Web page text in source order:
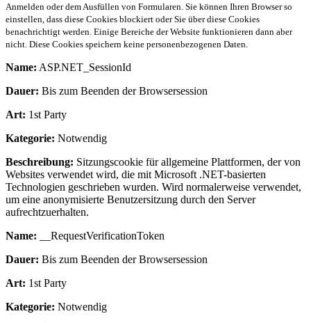
Anmelden oder dem Ausfüllen von Formularen. Sie können Ihren Browser so
einstellen, dass diese Cookies blockiert oder Sie über diese Cookies
benachrichtigt werden. Einige Bereiche der Website funktionieren dann aber
nicht. Diese Cookies speichern keine personenbezogenen Daten.
Name: ASP.NET_SessionId
Dauer: Bis zum Beenden der Browsersession
Art: 1st Party
Kategorie: Notwendig
Beschreibung: Sitzungscookie für allgemeine Plattformen, der von
Websites verwendet wird, die mit Microsoft .NET-basierten
Technologien geschrieben wurden. Wird normalerweise verwendet,
um eine anonymisierte Benutzersitzung durch den Server
aufrechtzuerhalten.
Name: __RequestVerificationToken
Dauer: Bis zum Beenden der Browsersession
Art: 1st Party
Kategorie: Notwendig